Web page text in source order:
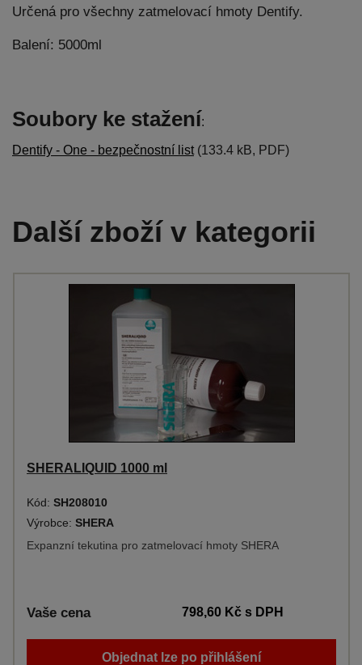
Určená pro všechny zatmelovací hmoty Dentify.
Balení: 5000ml
Soubory ke stažení:
Dentify - One - bezpečnostní list(133.4 kB, PDF)
Další zboží v kategorii
SHERALIQUID 1000 ml
Kód: SH208010
Výrobce: SHERA
Expanzní tekutina pro zatmelovací hmoty SHERA
Vaše cena 798,60 Kčs DPH
Objednat lze po přihlášení